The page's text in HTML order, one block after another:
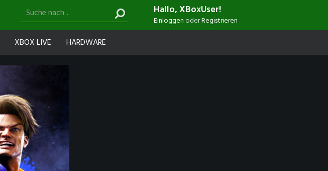
Hallo, XBoxUser!
EinloggenoderRegistrieren
XBOX LIVE HARDWARE